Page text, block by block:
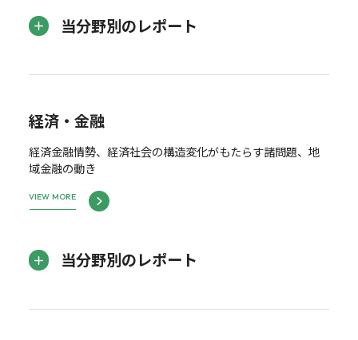
当分野別のレポート
経済・金融
経済金融情勢、経済社会の構造変化がもたらす諸問題、地
域金融の動き
VIEW MORE
当分野別のレポート